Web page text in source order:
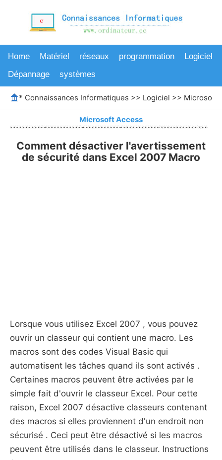
Home Matériel réseaux programmation
Logiciel
Dépannage
systèmes
* Connaissances Informatiques >> Logiciel >> Microsoft
Microsoft Access
Comment désactiver l'avertissement
de sécurité dans Excel 2007 Macro
Lorsque vous utilisez Excel 2007 , vous pouvez
ouvrir un classeur qui contient une macro. Les
macros sont des codes Visual Basic qui
automatisent les tâches quand ils sont activés .
Certaines macros peuvent être activées par le
simple fait d'ouvrir le classeur Excel. Pour cette
raison, Excel 2007 désactive classeurs contenant
des macros si elles proviennent d'un endroit non
sécurisé . Ceci peut être désactivé si les macros
peuvent être utilisés dans le classeur. Instructions